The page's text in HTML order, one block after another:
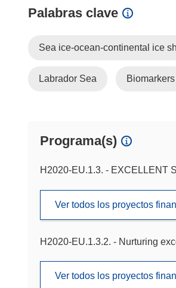
Palabras clave
Sea ice-ocean-continental ice
Labrador Sea Biomarkers
Programa(s)
H2020-EU.1.3. - EXCELLENT
Ver todos los proyectos
H2020-EU.1.3.2. - Nurturing
Ver todos los proyectos